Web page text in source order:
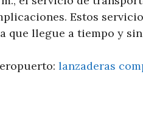
Estos
que llegue a tiempo y
lanzaderas